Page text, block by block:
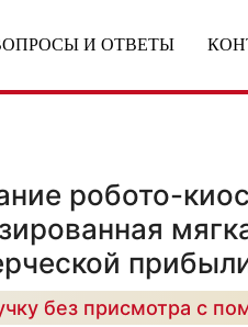
И ОТВЕТЫ
робото-